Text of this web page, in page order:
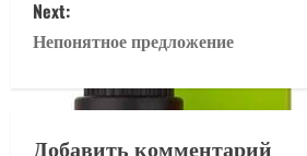
s
t
Next:
Непонятное предложение
Добавить комментарий